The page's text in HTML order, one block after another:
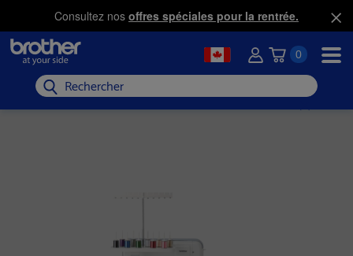
Consultez nos offres spéciales pour la rentrée.
0
Rechercher